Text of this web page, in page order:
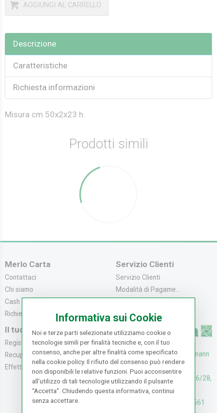
AGGIUNGI AL CARRELLO
Descrizione
Caratteristiche
Richiesta informazioni
Misura cm 50x2x23 h.
Prodotti simili
Merlo Carta
Contattaci
Chi siamo
Cash & Carry
Richiedi catalogo
Servizio Clienti
Servizio Clienti
Modalità di Pagame...
Resi e Recessi
Il tuo Account
Registrati
Recupera la Passwo...
Effettua un Reso
UFFICI: V. Senna 44/46, Osmann
oro Sesto F.no (FI)
CASH & CARRY: V. Senna 26/28,
Osmannoro Sesto F.no (FI)
Assistenza: (+39) 055374561
Informativa sui Cookie
Noi e terze parti selezionate utilizziamo cookie o
tecnologie simili per finalità tecniche e, con il tuo
consenso, anche per altre finalità come specificato
nella cookie policy. Il rifiuto del consenso può rendere
non disponibili le relative funzioni. Puoi acconsentire
all’utilizzo di tali tecnologie utilizzando il pulsante
“Accetta”. Chiudendo questa informativa, continui
senza accettare.